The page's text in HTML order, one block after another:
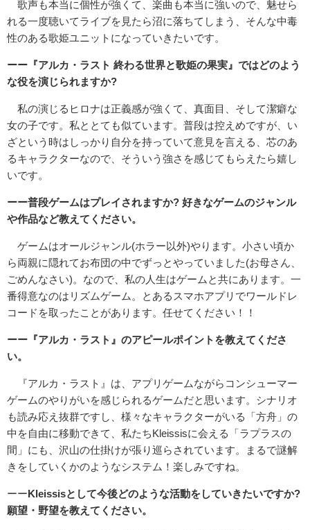
歌声も本当に個性が強くて、楽曲も本当に強いので、魅せら
れる一度聴いてライブを見たら沼に落ちてしまう、そんな中毒
性のある歌姫ユニットになっていきたいです。
ーー『アルカ・ラスト 終わる世界と歌姫の果実』ではどのよう
な役を演じられますか?
私の演じるヒロナは正義感が強くて、真面目、そして潔癖な
女の子です。私ととても似ています。普段は控えめですが、い
ざという時はしっかり自分を持っていて意見を言える、芯のあ
るキャラクターなので、そういう強さを感じてもらえたら嬉し
いです。
ーー普段ゲームはプレイされますか? 好きなゲームのジャンル
や作品など教えてください。
ゲームはオールジャンル(ホラー以外)やります。小さい頃か
ら両親に隠れてお布団の中でずっとやっていました(お母さん、
ごめんなさい)。なので、私の人生はゲームと共にあります。一
番得意なのはリズムゲーム。とあるスマホアプリでワールドレ
コードを取ったことがあります。任せてください！！
ーー『アルカ・ラスト』のアピールポイントを教えてくださ
い。
『アルカ・ラスト』は、アプリゲームながらコンシューマー
ゲームのやりがいを感じられるゲームだと思います。シナリオ
も読み応え抜群ですし、様々なキャラクターがいる「方舟」の
中を自由に移動できて、私たちKleissisに会える「ラプラスの
間」にも、沢山の仕掛けが張り巡らされています。まるで謎解
きをしていくかのようなシステム！楽しみですね。
ーーKleissisとして今後どのような活動をしていきたいですか?
願望・野望を教えてください。